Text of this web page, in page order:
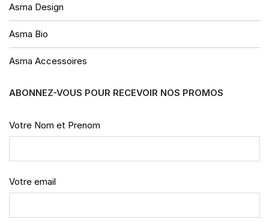
Asma Design
Asma Bio
Asma Accessoires
ABONNEZ-VOUS POUR RECEVOIR NOS PROMOS
Votre Nom et Prenom
Votre email